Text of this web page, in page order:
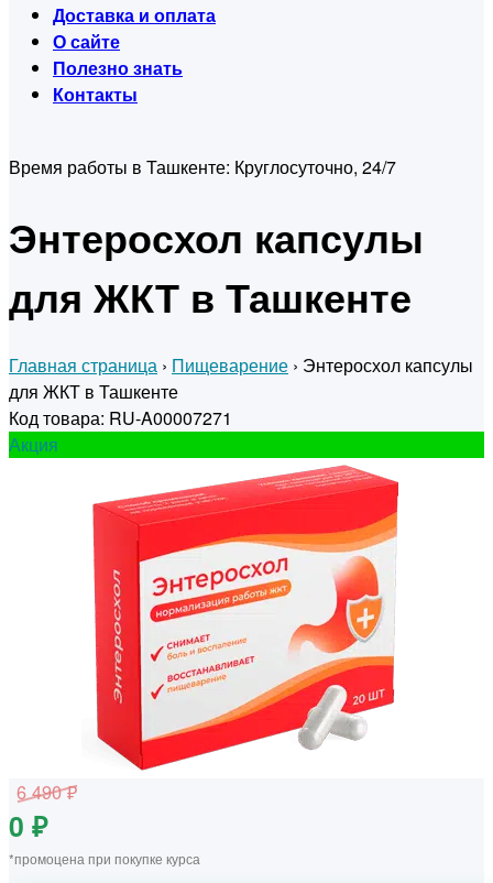
Доставка и оплата
О сайте
Полезно знать
Контакты
Время работы в Ташкенте: Круглосуточно, 24/7
Энтеросхол капсулы
для ЖКТ в Ташкенте
Главная страница › Пищеварение › Энтеросхол капсулы
для ЖКТ в Ташкенте
Код товара: RU-A00007271
Акция
6 490 ₽
0 ₽
*промоцена при покупке курса